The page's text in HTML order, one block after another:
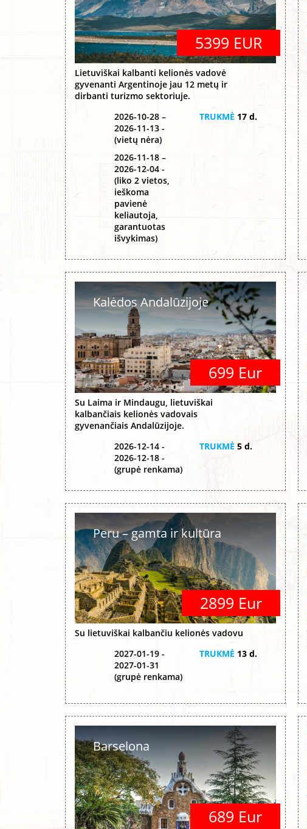
5399 EUR
Lietuviškai kalbanti kelionės vadovė
gyvenanti Argentinoje jau 12 metų ir
dirbanti turizmo sektoriuje.
2026-10-28 –
2026-11-13 -
(vietų nėra)
2026-11-18 –
2026-12-04 -
(liko 2 vietos,
ieškoma
pavienė
keliautoja,
garantuotas
išvykimas)
TRUKMĖ 17 d.
Kalėdos Andalūzijoje
699 Eur
Su Laima ir Mindaugu, lietuviškai
kalbančiais kelionės vadovais
gyvenančiais Andalūzijoje.
2026-12-14 -
2026-12-18 -
(grupė renkama)
TRUKMĖ 5 d.
Peru – gamta ir kultūra
2899 Eur
Su lietuviškai kalbančiu kelionės vadovu
2027-01-19 -
2027-01-31
(grupė renkama)
TRUKMĖ 13 d.
Barselona
689 Eur